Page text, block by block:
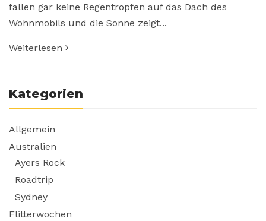
fallen gar keine Regentropfen auf das Dach des
Wohnmobils und die Sonne zeigt...
Weiterlesen
Kategorien
Allgemein
Australien
Ayers Rock
Roadtrip
Sydney
Flitterwochen